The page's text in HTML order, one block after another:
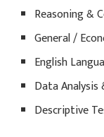
Reasoning &
General /
English
Data
Descriptive